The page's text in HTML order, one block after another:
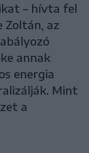
– hívta fel
Zoltán, az
annak
energia
Mint
a